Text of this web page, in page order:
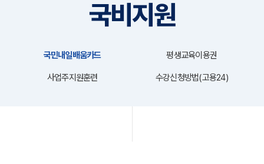
국비지원
국민내일배움카드 평생교육이용권
사업주지원훈련 수강신청방법(고용24)